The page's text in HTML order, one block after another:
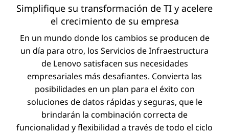
Simplifique su transformación de TI y acelere
el crecimiento de su empresa
En un mundo donde los cambios se producen de
un día para otro, los Servicios de Infraestructura
de Lenovo satisfacen sus necesidades
empresariales más desafiantes. Convierta las
posibilidades en un plan para el éxito con
soluciones de datos rápidas y seguras, que le
brindarán la combinación correcta de
funcionalidad y flexibilidad a través de todo el ciclo